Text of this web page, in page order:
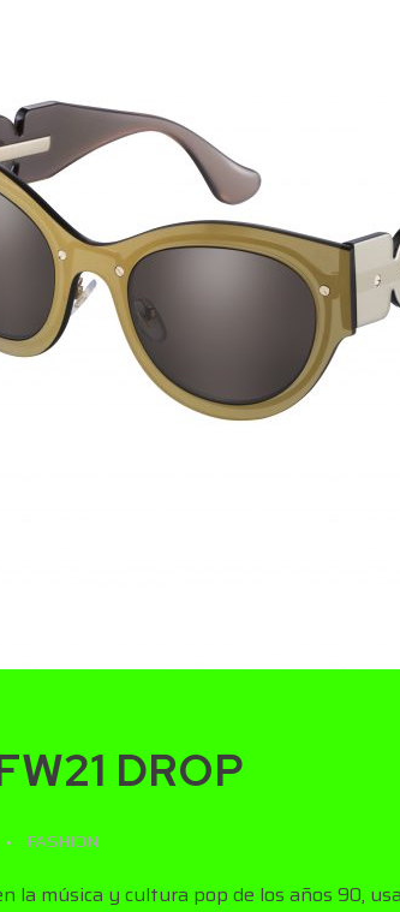
DROP
FASHION
la música y cultura pop de los años 90,